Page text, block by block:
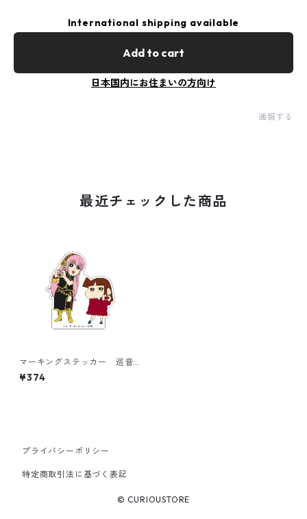
International shipping available
Add to cart
日本国内にお住まいの方向け
通報する
最近チェックした商品
マーキングステッカー 巡音
ルカとあいちゃん
¥374
プライバシーポリシー
特定商取引法に基づく表記
© CURIOUSTORE